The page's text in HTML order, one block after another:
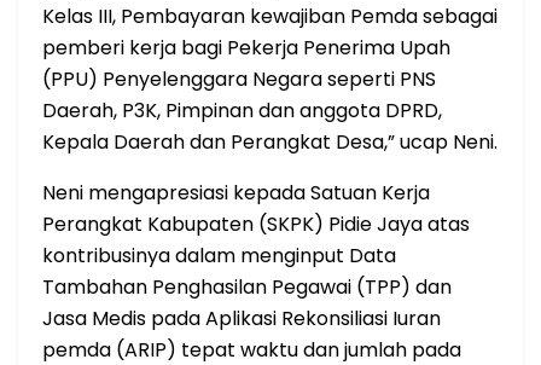
Kelas III, Pembayaran kewajiban Pemda sebagai
pemberi kerja bagi Pekerja Penerima Upah
(PPU) Penyelenggara Negara seperti PNS
Daerah, P3K, Pimpinan dan anggota DPRD,
Kepala Daerah dan Perangkat Desa,” ucap Neni.
Neni mengapresiasi kepada Satuan Kerja
Perangkat Kabupaten (SKPK) Pidie Jaya atas
kontribusinya dalam menginput Data
Tambahan Penghasilan Pegawai (TPP) dan
Jasa Medis pada Aplikasi Rekonsiliasi Iuran
pemda (ARIP) tepat waktu dan jumlah pada